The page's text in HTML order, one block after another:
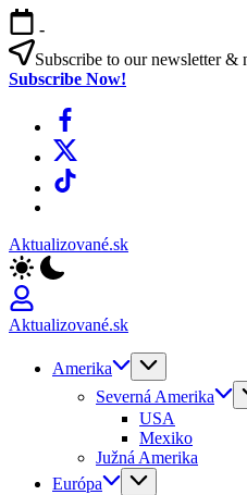
Skip
to
content
-
Subscribe to our newsletter &
Subscribe Now!
Facebook
X
TikTok
Aktualizované.sk
Aktualizované.sk
Amerika
Severná Amerika
USA
Mexiko
Južná Amerika
Európa